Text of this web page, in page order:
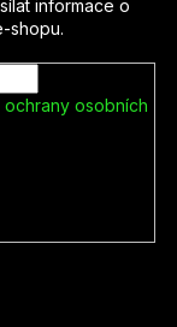
informace o
shopu.
ochrany osobních